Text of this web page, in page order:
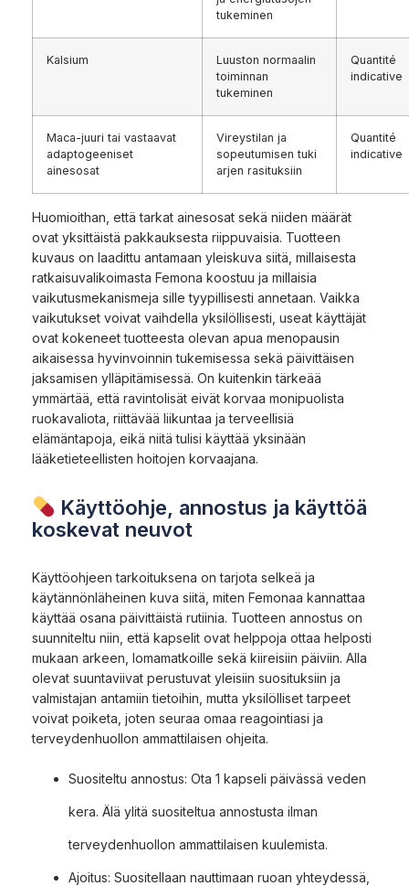
tukeminen
Kalsium
Luuston normaalin
toiminnan
tukeminen
Quantité
indicative
Maca-juuri tai vastaavat
adaptogeeniset
ainesosat
Vireystilan ja
sopeutumisen tuki
arjen rasituksiin
Quantité
indicative
Huomioithan, että tarkat ainesosat sekä niiden määrät
ovat yksittäistä pakkauksesta riippuvaisia. Tuotteen
kuvaus on laadittu antamaan yleiskuva siitä, millaisesta
ratkaisuvalikoimasta Femona koostuu ja millaisia
vaikutusmekanismeja sille tyypillisesti annetaan. Vaikka
vaikutukset voivat vaihdella yksilöllisesti, useat käyttäjät
ovat kokeneet tuotteesta olevan apua menopausin
aikaisessa hyvinvoinnin tukemisessa sekä päivittäisen
jaksamisen ylläpitämisessä. On kuitenkin tärkeää
ymmärtää, että ravintolisät eivät korvaa monipuolista
ruokavaliota, riittävää liikuntaa ja terveellisiä
elämäntapoja, eikä niitä tulisi käyttää yksinään
lääketieteellisten hoitojen korvaajana.
Käyttöohje, annostus ja käyttöä
koskevat neuvot
Käyttöohjeen tarkoituksena on tarjota selkeä ja
käytännönläheinen kuva siitä, miten Femonaa kannattaa
käyttää osana päivittäistä rutiinia. Tuotteen annostus on
suunniteltu niin, että kapselit ovat helppoja ottaa helposti
mukaan arkeen, lomamatkoille sekä kiireisiin päiviin. Alla
olevat suuntaviivat perustuvat yleisiin suosituksiin ja
valmistajan antamiin tietoihin, mutta yksilölliset tarpeet
voivat poiketa, joten seuraa omaa reagointiasi ja
terveydenhuollon ammattilaisen ohjeita.
Suositeltu annostus: Ota 1 kapseli päivässä veden
kera. Älä ylitä suositeltua annostusta ilman
terveydenhuollon ammattilaisen kuulemista.
Ajoitus: Suositellaan nauttimaan ruoan yhteydessä,